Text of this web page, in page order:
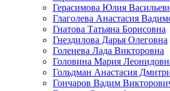
Герасимова Юлия
Глаголева Анастасия
Гнатова Татьяна Борисовна
Гнездилова Дарья Олеговна
Голенева Лада Викторовна
Головина Мария
Гольдман Анастасия
Гончаров Вадим